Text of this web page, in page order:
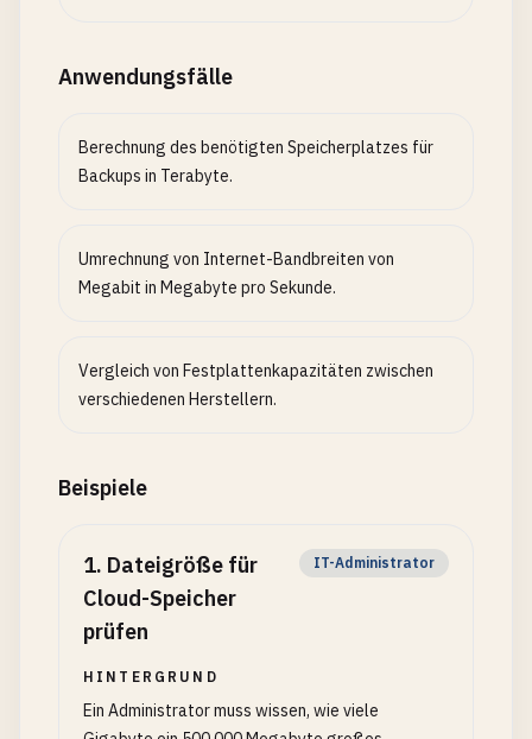
Anwendungsfälle
Berechnung des benötigten Speicherplatzes für
Backups in Terabyte.
Umrechnung von Internet-Bandbreiten von
Megabit in Megabyte pro Sekunde.
Vergleich von Festplattenkapazitäten zwischen
verschiedenen Herstellern.
Beispiele
1. Dateigröße für
Cloud-Speicher
prüfen
IT-Administrator
HINTERGRUND
Ein Administrator muss wissen, wie viele